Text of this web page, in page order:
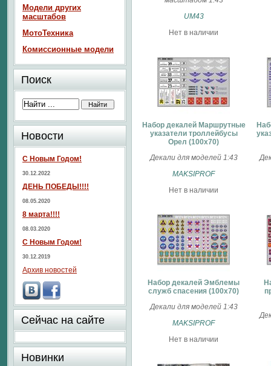
UM43
Нет в наличии
Набор декалей Маршрутные
указатели троллейбусы
Орел (100х70)
Декали для моделей 1:43
MAKSIPROF
Нет в наличии
Набор декалей Эмблемы
служб спасения (100х70)
Декали для моделей 1:43
MAKSIPROF
Нет в наличии
Модели других
масштабов
МотоТехника
Комиссионные модели
Поиск
Новости
С Новым Годом!
30.12.2022
ДЕНЬ ПОБЕДЫ!!!!
08.05.2020
8 марта!!!!
08.03.2020
С Новым Годом!
30.12.2019
Архив новостей
Сейчас на сайте
Новинки